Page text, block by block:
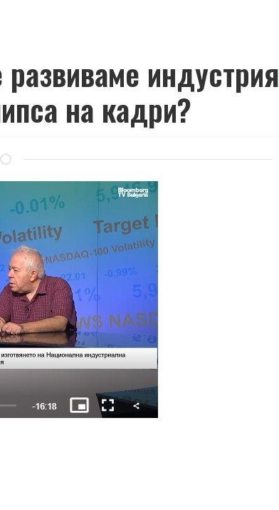
индустрия
на кадри?